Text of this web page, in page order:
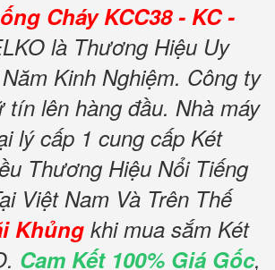
Cháy KCC38 - KC -
là Thương Hiệu Uy
Kinh Nghiệm. Công ty
tín lên hàng đầu. Nhà máy
lý cấp 1 cung cấp Két
Thương Hiệu Nổi Tiếng
Việt Nam Và Trên Thế
Khủng khi mua sắm Két
Cam Kết 100% Giá Gốc,